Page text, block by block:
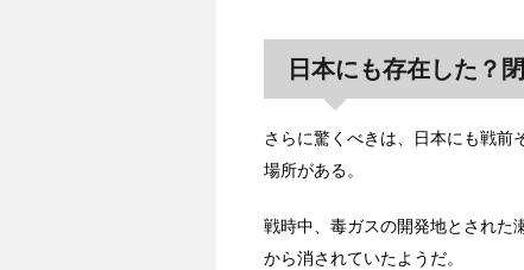
日本にも存在した？
さらに驚くべきは、日本にも戦前
場所がある。
戦時中、毒ガスの開発地とされた
から消されていたようだ。